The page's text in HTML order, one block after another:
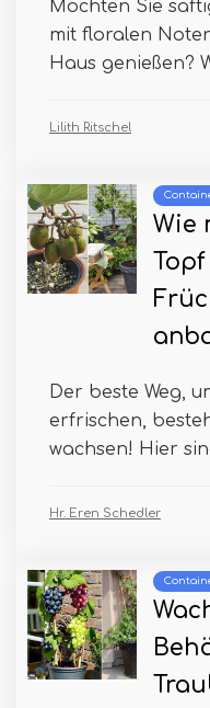
Möchten Sie
mit floralen
Haus genießen?
Lilith Ritschel
Wie
Der beste Weg,
erfrischen,
wachsen! Hier
Hr. Eren Schedler